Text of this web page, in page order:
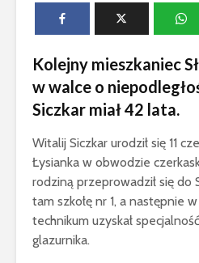
Kolejny mieszkaniec
w walce o
Siczkar miał 42 lata.
Witalij Siczkar urodził się 11
Łysianka w obwodzie
rodziną przeprowadził się do
tam szkołę nr 1, a następnie
technikum uzyskał
glazurnika.